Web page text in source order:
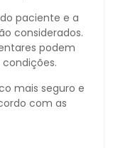
paciente e a
considerados.
podem
mais seguro e
com as